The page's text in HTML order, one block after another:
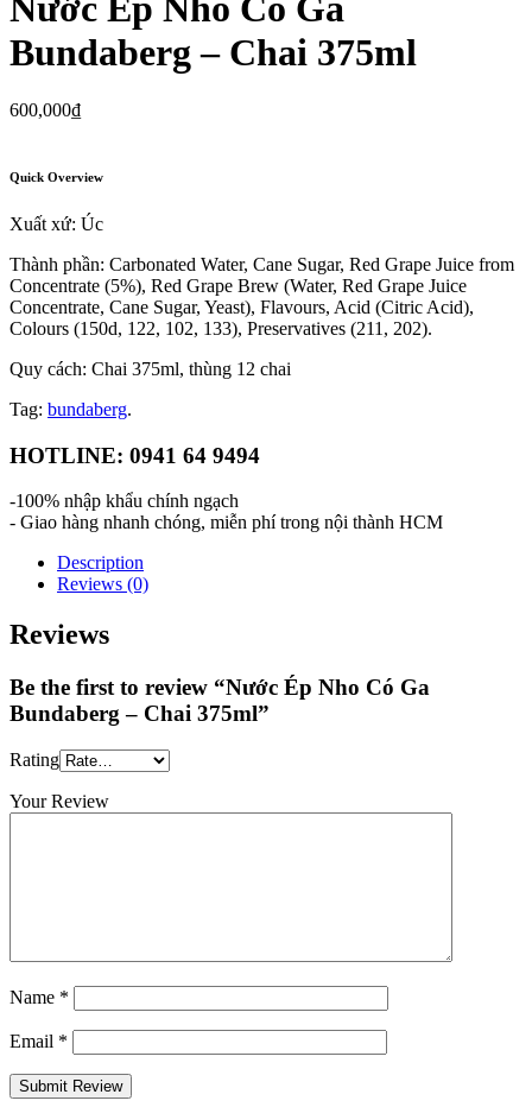
Bundaberg – Chai 375ml
600,000₫
Quick Overview
Xuất xứ: Úc
Thành phần: Carbonated Water, Cane Sugar, Red Grape Juice from
Concentrate (5%), Red Grape Brew (Water, Red Grape Juice
Concentrate, Cane Sugar, Yeast), Flavours, Acid (Citric Acid),
Colours (150d, 122, 102, 133), Preservatives (211, 202).
Quy cách: Chai 375ml, thùng 12 chai
Tag: bundaberg.
HOTLINE: 0941 64 9494
-100% nhập khẩu chính ngạch
- Giao hàng nhanh chóng, miễn phí trong nội thành HCM
Description
Reviews (0)
Reviews
Be the first to review “Nước Ép Nho Có Ga
Bundaberg – Chai 375ml”
Rating
Your Review
Name *
Email *